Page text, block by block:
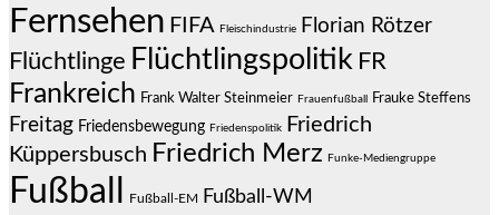
Fernsehen FIFA Fleischindustrie Florian Rötzer
Flüchtlinge Flüchtlingspolitik FR
Frankreich Frank Walter Steinmeier Frauenfußball Frauke Steffens
Freitag Friedensbewegung Friedenspolitik
Friedrich
Küppersbusch Friedrich Merz Funke-Mediengruppe
Fußball Fußball-EM Fußball-WM